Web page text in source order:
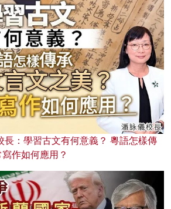
長：學習古文有何意義？ 粵語怎樣傳
作如何應用？